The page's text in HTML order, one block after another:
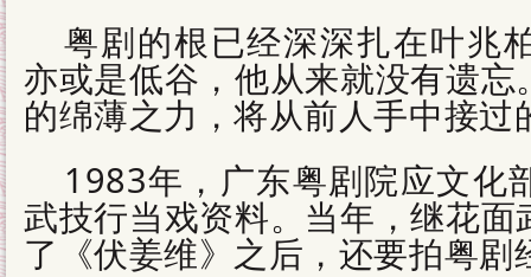
粤剧的根已经深深扎在叶兆
亦或是低谷，他从来就没有遗
的绵薄之力，将从前人手中接
1983年，广东粤剧院应文化
武技行当戏资料。当年，继花
了《伏姜维》之后，还要拍粤